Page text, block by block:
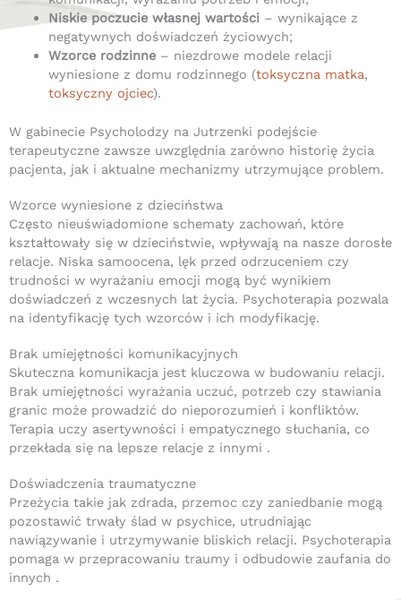
Niskie poczucie własnej wartości– wynikające z
negatywnych doświadczeń życiowych;
Wzorce rodzinne– niezdrowe modele relacji
wyniesione z domu rodzinnego (toksyczna matka,
toksyczny ojciec).
W gabinecie Psycholodzy na Jutrzenki podejście
terapeutyczne zawsze uwzględnia zarówno historię życia
pacjenta, jak i aktualne mechanizmy utrzymujące problem.
Wzorce wyniesione z dzieciństwa
Często nieuświadomione schematy zachowań, które
kształtowały się w dzieciństwie, wpływają na nasze dorosłe
relacje. Niska samoocena, lęk przed odrzuceniem czy
trudności w wyrażaniu emocji mogą być wynikiem
doświadczeń z wczesnych lat życia. Psychoterapia pozwala
na identyfikację tych wzorców i ich modyfikację.
Brak umiejętności komunikacyjnych
Skuteczna komunikacja jest kluczowa w budowaniu relacji.
Brak umiejętności wyrażania uczuć, potrzeb czy stawiania
granic może prowadzić do nieporozumień i konfliktów.
Terapia uczy asertywności i empatycznego słuchania, co
przekłada się na lepsze relacje z innymi .​
Doświadczenia traumatyczne
Przeżycia takie jak zdrada, przemoc czy zaniedbanie mogą
pozostawić trwały ślad w psychice, utrudniając
nawiązywanie i utrzymywanie bliskich relacji. Psychoterapia
pomaga w przepracowaniu traumy i odbudowie zaufania do
innych .​